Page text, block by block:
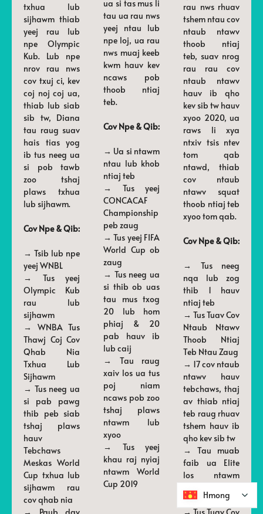
txhua lub
sijhawm thiab
yeej rau lub
npe Olympic
Kub. Lub npe
nrov rau nws
cov txuj ci, kev
coj noj coj ua,
thiab lub siab
sib tw, Diana
tau raug suav
hais tias yog
ib tus neeg ua
si pob tawb
zoo tshaj
plaws txhua
lub sijhawm.
Cov Npe & Qib:
→ Tsib lub npe
yeej WNBL
→ Tus yeej
Olympic Kub
rau lub
sijhawm
→ WNBA Tus
Thawj Coj Cov
Qhab Nia
Txhua Lub
Sijhawm
→ Tus neeg ua
si pab pawg
thib peb siab
tshaj plaws
hauv
Tebchaws
Meskas World
Cup txhua lub
sijhawm rau
cov qhab nia
ua si tas mus li
tau ua rau nws
yeej ntau lub
npe loj, ua rau
nws muaj keeb
kwm hauv kev
ncaws pob
thoob ntiaj
teb.
Cov Npe & Qib:
→ Ua si ntawm
ntau lub khob
ntiaj teb
→ Tus yeej
CONCACAF
Championship
peb zaug
→ Tus yeej FIFA
World Cup ob
zaug
→ Tus neeg ua
si thib ob uas
tau mus txog
20 lub hom
phiaj & 20
pab hauv ib
lub caij
→ Tau raug
xaiv los ua tus
poj niam
ncaws pob zoo
tshaj plaws
ntawm lub
xyoo
→ Tus yeej
khau raj nyiaj
ntawm World
Cup 2019
rau nws rhuav
tshem ntau cov
ntaub ntawv
thoob ntiaj
teb, suav nrog
rau rau cov
ntaub ntawv
hauv ib qho
kev sib tw hauv
xyoo 2020, ua
raws li xya
ntxiv tsis ntev
tom qab
ntawd, thiab
cov ntaub
ntawv squat
thoob ntiaj teb
xyoo tom qab.
Cov Npe & Qib:
→ Tus neeg
nqa lub zog
thib 1 hauv
ntiaj teb
→ Tus Tuav Cov
Ntaub Ntawv
Thoob Ntiaj
Teb Ntau Zaug
→ 17 cov ntaub
ntawv hauv
tebchaws, thaj
av thiab ntiaj
teb raug rhuav
tshem hauv ib
qho kev sib tw
→ Tau muab
faib ua Elite
los ntawm
Australia
Hmong
Hmong